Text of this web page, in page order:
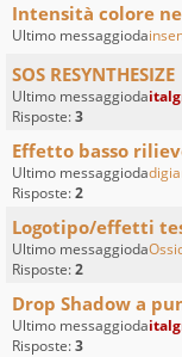
Intensità colore
Ultimo messaggioda
SOS RESYNTHESIZE
Ultimo messaggioda
Risposte:3
Effetto basso
Ultimo messaggioda
Risposte:2
Logotipo/effetti
Ultimo messaggioda
Risposte:2
Drop Shadow a
Ultimo messaggioda
Risposte:3